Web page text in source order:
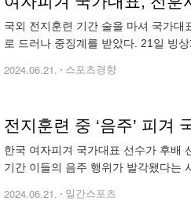
국외 전지훈련 기간 술을 마셔 국가
로 드러나 중징계를 받았다. 21일 빙
2024.06.21. 스포츠경향
전지훈련 중 ‘음주’ 피
한국 여자피겨 국가대표 선수가 후배
기간 이들의 음주 행위가 발각됐다는
2024.06.21. 일간스포츠